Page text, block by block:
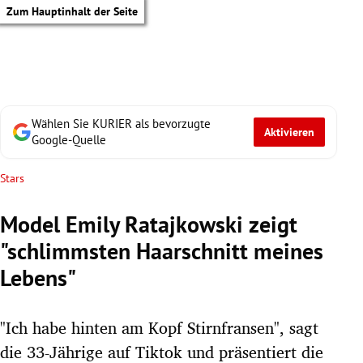
Zum Hauptinhalt der Seite
Wählen Sie KURIER als bevorzugte
Google-Quelle
Aktivieren
Stars
Model Emily Ratajkowski zeigt
"schlimmsten Haarschnitt meines
Lebens"
"Ich habe hinten am Kopf Stirnfransen", sagt
die 33-Jährige auf Tiktok und präsentiert die